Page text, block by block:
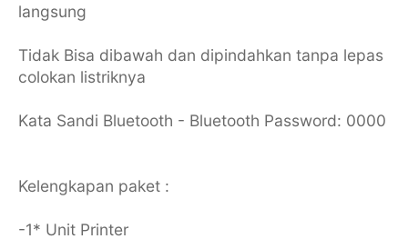
langsung
Tidak Bisa dibawah dan dipindahkan tanpa lepas
colokan listriknya
Kata Sandi Bluetooth - Bluetooth Password: 0000
Kelengkapan paket :
-1* Unit Printer